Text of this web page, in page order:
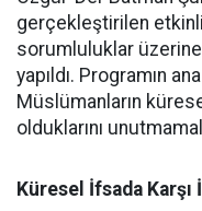
gerçekleştirilen
sorumluluklar
yapıldı. Programın
Müslümanların
olduklarını
Küresel İfsada